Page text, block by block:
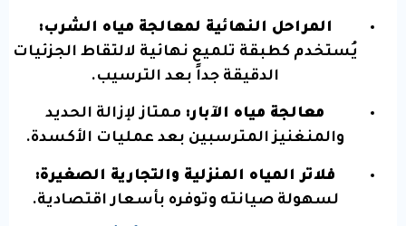
المراحل النهائية لمعالجة مياه الشرب:
يُستخدم كطبقة تلميع نهائية لالتقاط الجزئيات
الدقيقة جداً بعد الترسيب.
معالجة مياه الآبار: ممتاز لإزالة الحديد
والمنغنيز المترسبين بعد عمليات الأكسدة.
فلاتر المياه المنزلية والتجارية الصغيرة:
لسهولة صيانته وتوفره بأسعار اقتصادية.